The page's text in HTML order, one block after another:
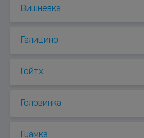
Вишневка
Галицино
Гойтх
Головинка
Гуамка